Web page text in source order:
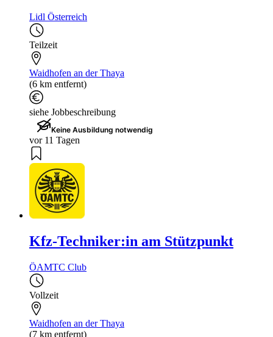
Lidl Österreich
Teilzeit
Waidhofen an der Thaya
(6 km entfernt)
siehe Jobbeschreibung
Keine Ausbildung notwendig
vor 11 Tagen
Kfz-Techniker:in am Stützpunkt
ÖAMTC Club
Vollzeit
Waidhofen an der Thaya
(7 km entfernt)